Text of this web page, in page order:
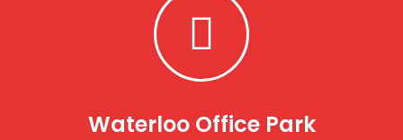
Waterloo Office Park